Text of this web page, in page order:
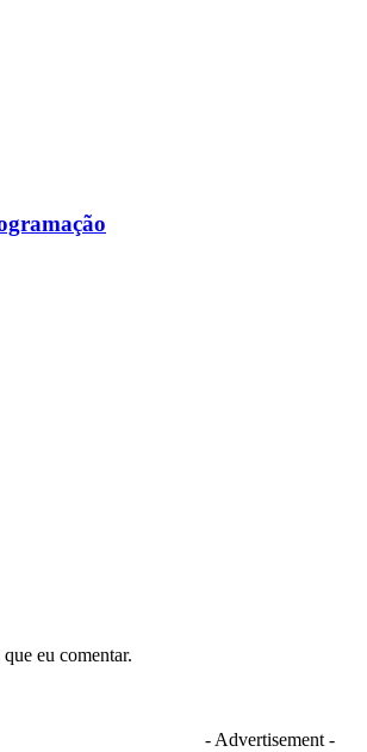
eu comentar.
- Advertisement -